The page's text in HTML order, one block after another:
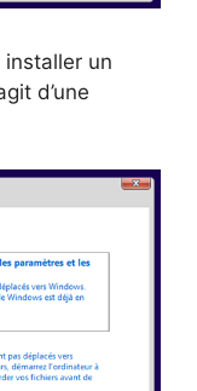
installer un
d’une